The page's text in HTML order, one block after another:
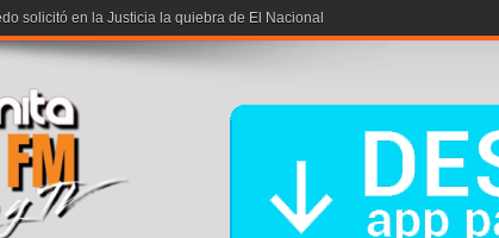
solicitó en la Justicia la quiebra de El Nacional